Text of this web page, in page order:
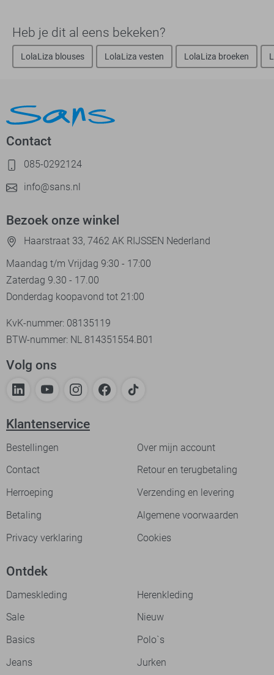
Heb je dit al eens bekeken?
LolaLiza blouses LolaLiza vesten LolaLiza broeken
Contact
085-0292124
info@sans.nl
Bezoek onze winkel
Haarstraat 33, 7462 AK RIJSSEN Nederland
Maandag t/m Vrijdag 9:30 - 17:00
Zaterdag 9.30 - 17.00
Donderdag koopavond tot 21:00
KvK-nummer: 08135119
BTW-nummer: NL 814351554.B01
Volg ons
Klantenservice
Bestellingen
Over mijn account
Contact
Retour en terugbetaling
Herroeping
Verzending en levering
Betaling
Algemene voorwaarden
Privacy verklaring
Cookies
Ontdek
Dameskleding
Herenkleding
Sale
Nieuw
Basics
Polo`s
Jeans
Jurken